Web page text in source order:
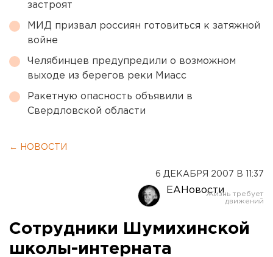
застроят
МИД призвал россиян готовиться к затяжной
войне
Челябинцев предупредили о возможном
выходе из берегов реки Миасс
Ракетную опасность объявили в
Свердловской области
← НОВОСТИ
6 ДЕКАБРЯ 2007 В 11:37
ЕАНовости
Сотрудники Шумихинской
школы-интерната